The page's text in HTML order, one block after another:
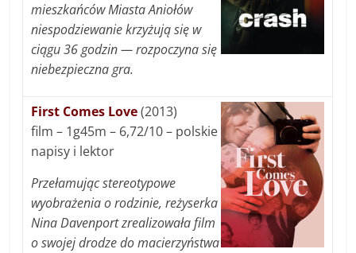
mieszkańców Miasta Aniołów
niespodziewanie krzyżują się w
ciągu 36 godzin — rozpoczyna się
niebezpieczna gra.
First Comes Love(2013)
film – 1g45m – 6,72/10 – polskie
napisy i lektor
Przełamując stereotypowe
wyobrażenia o rodzinie, reżyserka
Nina Davenport zrealizowała film
o swojej drodze do macierzyństwa